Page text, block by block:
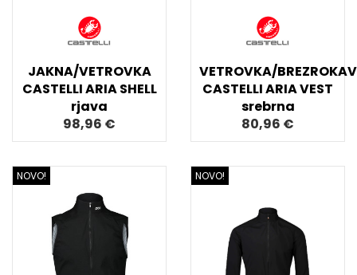
JAKNA/VETROVKA
CASTELLI ARIA SHELL
rjava
98,96 €
VETROVKA/
CASTELLI ARIA VEST
srebrna
80,96 €
NOVO! NOVO!